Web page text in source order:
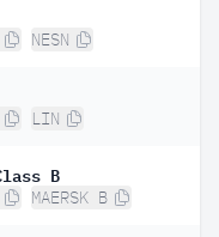
NESN
LIN
B
MAERSK B